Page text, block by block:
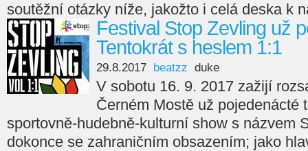
soutěžní otázky níže, jakožto i celá deska k
Festival Stop Zevling už
Tentokrát s heslem 1:1
29.8.2017 beatzz duke
V sobotu 16. 9. 2017 zažijí
Černém Mostě už pojedenácté
sportovně-hudebně-kulturní show s názvem
dokonce se zahraničním obsazením; jako